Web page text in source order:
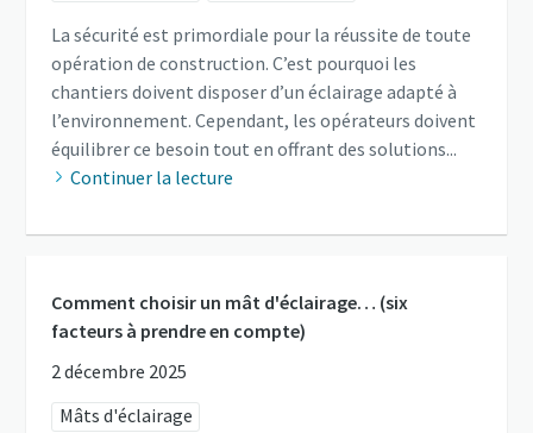
La sécurité est primordiale pour la réussite de toute
opération de construction. C’est pourquoi les
chantiers doivent disposer d’un éclairage adapté à
l’environnement. Cependant, les opérateurs doivent
équilibrer ce besoin tout en offrant des solutions...
Continuer la lecture
Comment choisir un mât d'éclairage… (six
facteurs à prendre en compte)
2 décembre 2025
Mâts d'éclairage